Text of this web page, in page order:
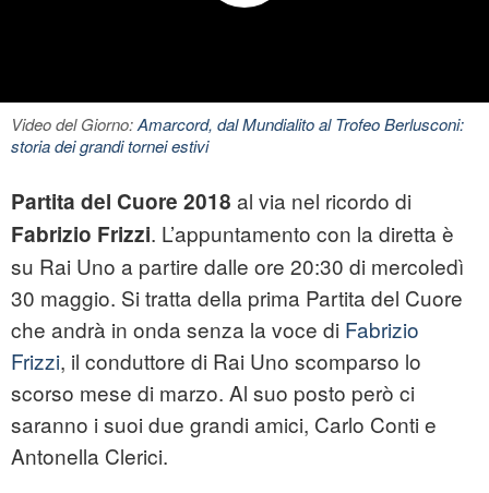
Video del Giorno:Amarcord, dal Mundialito al Trofeo Berlusconi:
storia dei grandi tornei estivi
Partita del Cuore 2018 al via nel ricordo di
Fabrizio Frizzi. L’appuntamento con la diretta è
su Rai Uno a partire dalle ore 20:30 di mercoledì
30 maggio. Si tratta della prima Partita del Cuore
che andrà in onda senza la voce di Fabrizio
Frizzi, il conduttore di Rai Uno scomparso lo
scorso mese di marzo. Al suo posto però ci
saranno i suoi due grandi amici, Carlo Conti e
Antonella Clerici.